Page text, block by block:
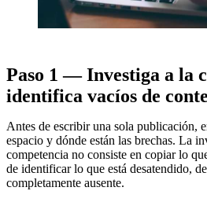
Paso 1 — Investiga a la
identifica vacíos de
Antes de escribir una sola publicación,
espacio y dónde están las brechas. La
competencia no consiste en copiar lo
de identificar lo que está desatendido,
completamente ausente.